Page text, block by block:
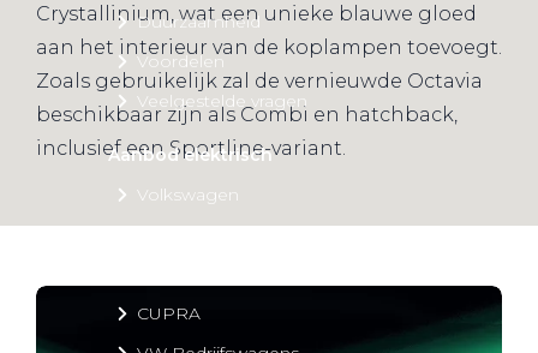
Duurzaamheid
Voordelen
Veelgestelde vragen
Aanbod elektrisch
Volkswagen
CUPRA
Crystallinium, wat een unieke blauwe gloed
aan het interieur van de koplampen toevoegt.
Zoals gebruikelijk zal de vernieuwde Octavia
beschikbaar zijn als Combi en hatchback,
inclusief een Sportline-variant.